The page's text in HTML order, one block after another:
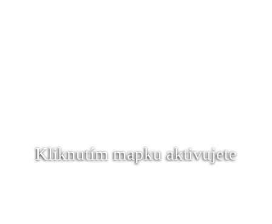
Kliknutím mapku aktivujete